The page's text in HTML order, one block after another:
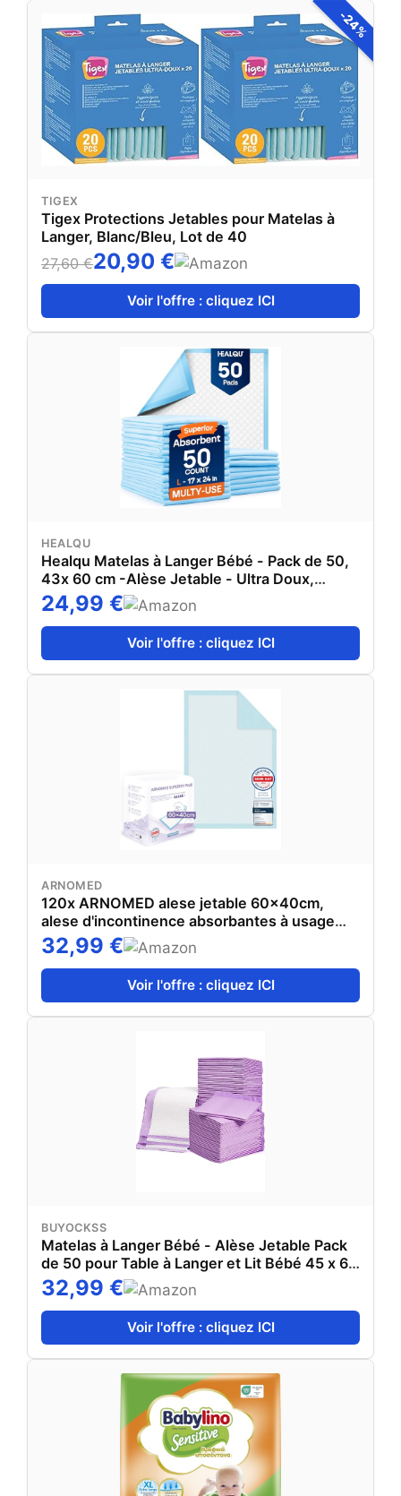
-24%
TIGEX
Tigex Protections Jetables pour Matelas à
Langer, Blanc/Bleu, Lot de 40
27,60 €20,90 €
Voir l'offre : cliquez ICI
HEALQU
Healqu Matelas à Langer Bébé - Pack de 50,
43x 60 cm -Alèse Jetable - Ultra Doux,
Absorbants et Imperméables - pour Table à
Langer et Lit Bébé - Changez Les Couches
sans Salir Les Surfaces
24,99 €
Voir l'offre : cliquez ICI
ARNOMED
120x ARNOMED alese jetable 60x40cm,
alese d'incontinence absorbantes à usage
unique, matelas à langer pour bébés, alèses
en cellulose, 5 couches pour le lit en cas
d'incontinence
32,99 €
Voir l'offre : cliquez ICI
BUYOCKSS
Matelas à Langer Bébé - Alèse Jetable Pack
de 50 pour Table à Langer et Lit Bébé 45 x 60
cm Ultra Doux, Super absorbants et
imperméables
32,99 €
Voir l'offre : cliquez ICI